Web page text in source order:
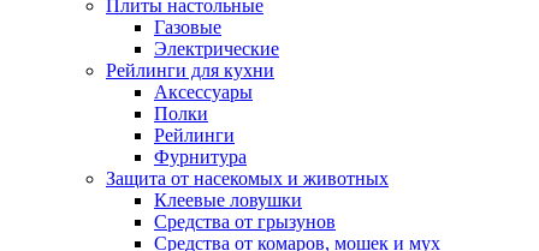
Плиты настольные
Газовые
Электрические
Рейлинги для кухни
Аксессуары
Полки
Рейлинги
Фурнитура
Защита от насекомых и животных
Клеевые ловушки
Средства от грызунов
Средства от комаров, мошек и мух